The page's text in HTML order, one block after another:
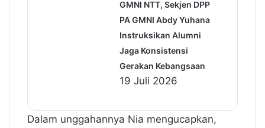
GMNI NTT, Sekjen DPP
PA GMNI Abdy Yuhana
Instruksikan Alumni
Jaga Konsistensi
Gerakan Kebangsaan
19 Juli 2026
Dalam unggahannya Nia mengucapkan,